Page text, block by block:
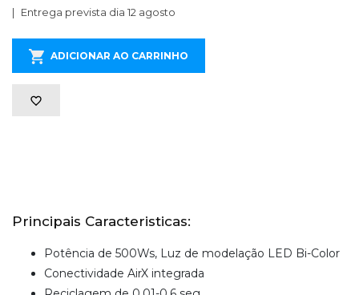
Entrega prevista dia 12 agosto
ADICIONAR AO CARRINHO
Principais Caracteristicas:
Potência de 500Ws, Luz de modelação LED Bi-Color
Conectividade AirX integrada